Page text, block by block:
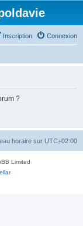
Connexion
Inscription
?
horaire sur UTC+02:00
Limited